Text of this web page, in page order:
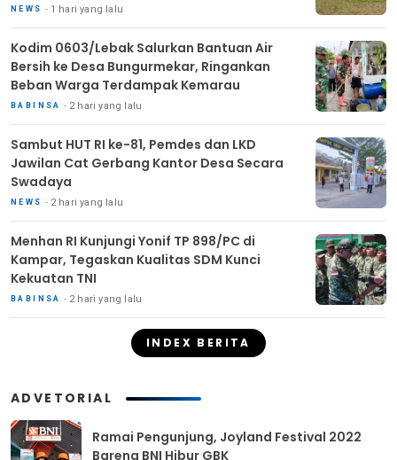
NEWS 1 hari yang lalu
Kodim 0603/Lebak Salurkan Bantuan Air
Bersih ke Desa Bungurmekar, Ringankan
Beban Warga Terdampak Kemarau
BABINSA 2 hari yang lalu
Sambut HUT RI ke-81, Pemdes dan LKD
Jawilan Cat Gerbang Kantor Desa Secara
Swadaya
NEWS 2 hari yang lalu
Menhan RI Kunjungi Yonif TP 898/PC di
Kampar, Tegaskan Kualitas SDM Kunci
Kekuatan TNI
BABINSA 2 hari yang lalu
INDEX BERITA
ADVETORIAL
Ramai Pengunjung, Joyland Festival 2022
Bareng BNI Hibur GBK